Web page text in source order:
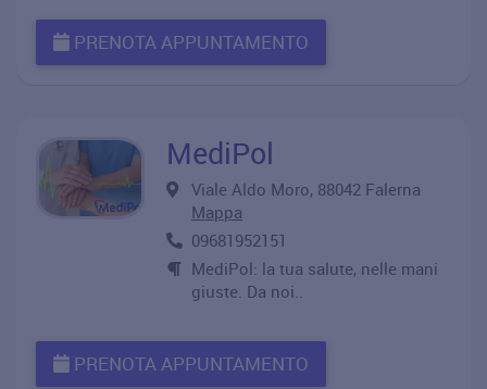
PRENOTA APPUNTAMENTO
MediPol
Viale Aldo Moro, 88042 Falerna
Mappa
09681952151
MediPol: la tua salute, nelle mani
giuste. Da noi..
PRENOTA APPUNTAMENTO